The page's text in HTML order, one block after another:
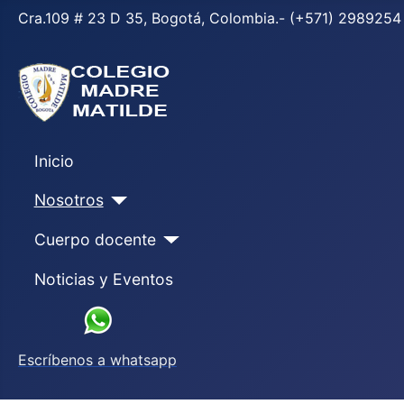
Cra.109 # 23 D 35, Bogotá, Colombia.- (+571)
Inicio
Nosotros
Cuerpo docente
Noticias y Eventos
Escríbenos a whatsapp